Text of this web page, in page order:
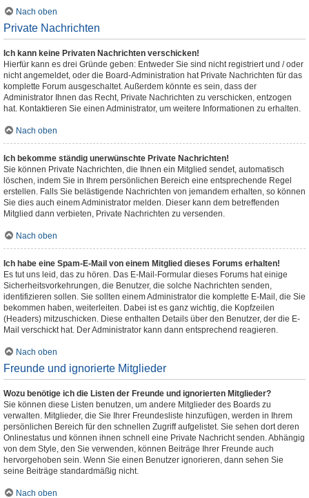
Nach oben
Private Nachrichten
Ich kann keine Privaten Nachrichten verschicken!
Hierfür kann es drei Gründe geben: Entweder Sie sind nicht registriert und / oder
nicht angemeldet, oder die Board-Administration hat Private Nachrichten für das
komplette Forum ausgeschaltet. Außerdem könnte es sein, dass der
Administrator Ihnen das Recht, Private Nachrichten zu verschicken, entzogen
hat. Kontaktieren Sie einen Administrator, um weitere Informationen zu erhalten.
Nach oben
Ich bekomme ständig unerwünschte Private Nachrichten!
Sie können Private Nachrichten, die Ihnen ein Mitglied sendet, automatisch
löschen, indem Sie in Ihrem persönlichen Bereich eine entsprechende Regel
erstellen. Falls Sie belästigende Nachrichten von jemandem erhalten, so können
Sie dies auch einem Administrator melden. Dieser kann dem betreffenden
Mitglied dann verbieten, Private Nachrichten zu versenden.
Nach oben
Ich habe eine Spam-E-Mail von einem Mitglied dieses Forums erhalten!
Es tut uns leid, das zu hören. Das E-Mail-Formular dieses Forums hat einige
Sicherheitsvorkehrungen, die Benutzer, die solche Nachrichten senden,
identifizieren sollen. Sie sollten einem Administrator die komplette E-Mail, die Sie
bekommen haben, weiterleiten. Dabei ist es ganz wichtig, die Kopfzeilen
(Headers) mitzuschicken. Diese enthalten Details über den Benutzer, der die E-
Mail verschickt hat. Der Administrator kann dann entsprechend reagieren.
Nach oben
Freunde und ignorierte Mitglieder
Wozu benötige ich die Listen der Freunde und ignorierten Mitglieder?
Sie können diese Listen benutzen, um andere Mitglieder des Boards zu
verwalten. Mitglieder, die Sie Ihrer Freundesliste hinzufügen, werden in Ihrem
persönlichen Bereich für den schnellen Zugriff aufgelistet. Sie sehen dort deren
Onlinestatus und können ihnen schnell eine Private Nachricht senden. Abhängig
von dem Style, den Sie verwenden, können Beiträge Ihrer Freunde auch
hervorgehoben sein. Wenn Sie einen Benutzer ignorieren, dann sehen Sie
seine Beiträge standardmäßig nicht.
Nach oben